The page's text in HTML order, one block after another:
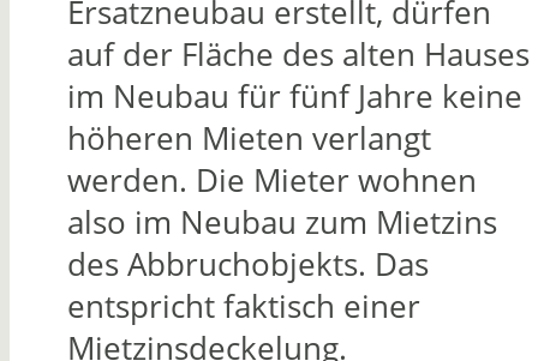
Ersatzneubau erstellt, dürfen
auf der Fläche des alten Hauses
im Neubau für fünf Jahre keine
höheren Mieten verlangt
werden. Die Mieter wohnen
also im Neubau zum Mietzins
des Abbruchobjekts. Das
entspricht faktisch einer
Mietzinsdeckelung.